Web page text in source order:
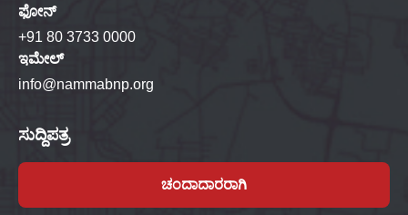
ಫೋನ್
+91 80 3733 0000
ಇಮೇಲ್
info@nammabnp.org
ಸುದ್ದಿಪತ್ರ
ಚಂದಾದಾರರಾಗಿ